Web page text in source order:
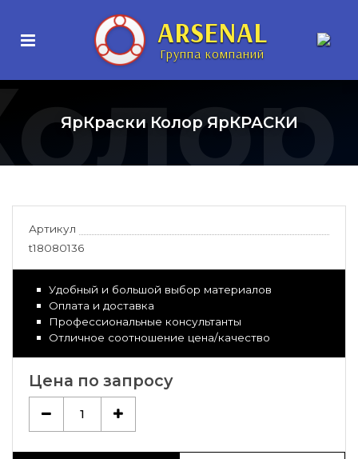
ARSENAL
Группа компаний
ЯрКраски Колор ЯрКРАСКИ
Артикул
t18080136
Удобный и большой выбор материалов
Оплата и доставка
Профессиональные консультанты
Отличное соотношение цена/качество
Цена по запросу
1